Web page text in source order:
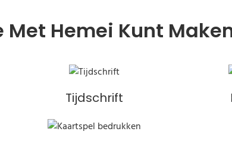
Hemei Kunt
Tijdschrift